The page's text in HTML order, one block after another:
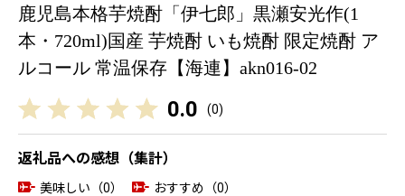
鹿児島本格芋焼酎「伊七郎」黒瀬安光作(1
本・720ml)国産 芋焼酎 いも焼酎 限定焼酎 ア
ルコール 常温保存【海連】akn016-02
0.0 (0)
返礼品への感想（集計）
美味しい（0）
おすすめ（0）